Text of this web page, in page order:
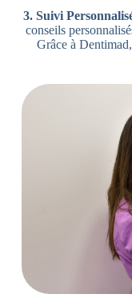
3. Suivi
conseils
Grâce à